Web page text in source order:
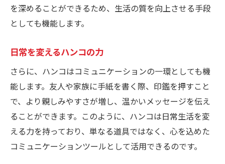
を深めることができるため、生活の質を向上させる手段
としても機能します。
日常を変えるハンコの力
さらに、ハンコはコミュニケーションの一環としても機
能します。友人や家族に手紙を書く際、印鑑を押すこと
で、より親しみやすさが増し、温かいメッセージを伝え
ることができます。このように、ハンコは日常生活を変
える力を持っており、単なる道具ではなく、心を込めた
コミュニケーションツールとして活用できるのです。